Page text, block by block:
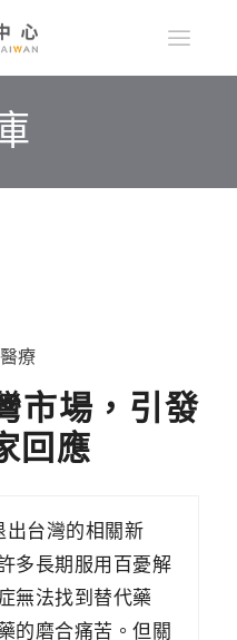
療
市場，引發
回應
出台灣的相關新
多長期服用百憂解
無法找到替代藥
的磨合痛苦。但關